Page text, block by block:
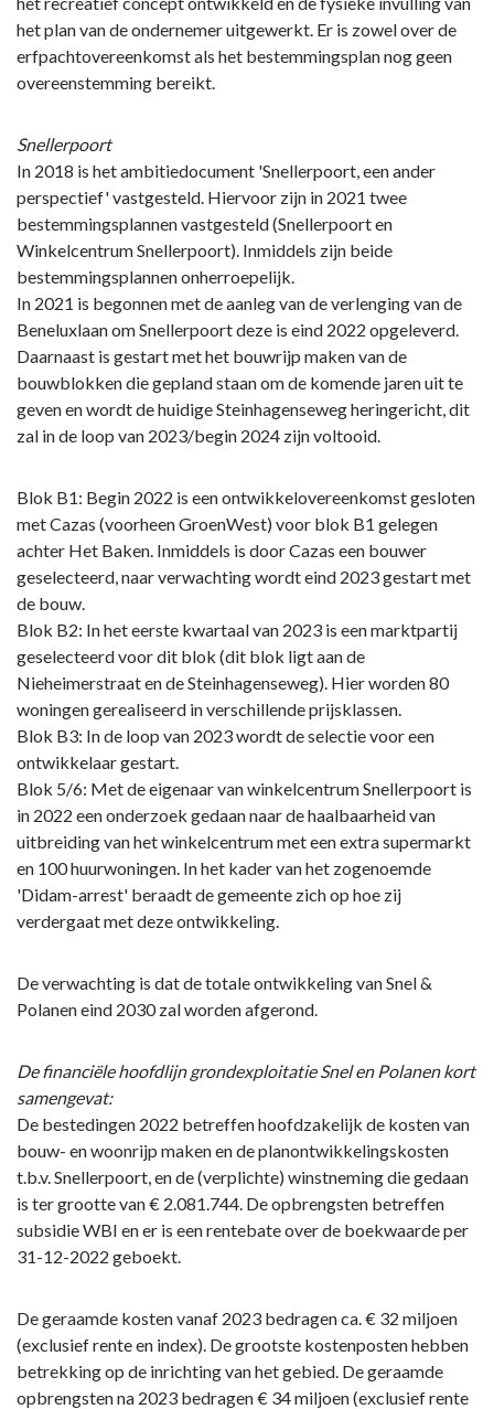
het plan van de ondernemer uitgewerkt. Er is zowel over de
erfpachtovereenkomst als het bestemmingsplan nog geen
overeenstemming bereikt.
Snellerpoort
In 2018 is het ambitiedocument 'Snellerpoort, een ander
perspectief' vastgesteld. Hiervoor zijn in 2021 twee
bestemmingsplannen vastgesteld (Snellerpoort en
Winkelcentrum Snellerpoort). Inmiddels zijn beide
bestemmingsplannen onherroepelijk.
In 2021 is begonnen met de aanleg van de verlenging van de
Beneluxlaan om Snellerpoort deze is eind 2022 opgeleverd.
Daarnaast is gestart met het bouwrijp maken van de
bouwblokken die gepland staan om de komende jaren uit te
geven en wordt de huidige Steinhagenseweg heringericht, dit
zal in de loop van 2023/begin 2024 zijn voltooid.
Blok B1: Begin 2022 is een ontwikkelovereenkomst gesloten
met Cazas (voorheen GroenWest) voor blok B1 gelegen
achter Het Baken. Inmiddels is door Cazas een bouwer
geselecteerd, naar verwachting wordt eind 2023 gestart met
de bouw.
Blok B2: In het eerste kwartaal van 2023 is een marktpartij
geselecteerd voor dit blok (dit blok ligt aan de
Nieheimerstraat en de Steinhagenseweg). Hier worden 80
woningen gerealiseerd in verschillende prijsklassen.
Blok B3: In de loop van 2023 wordt de selectie voor een
ontwikkelaar gestart.
Blok 5/6: Met de eigenaar van winkelcentrum Snellerpoort is
in 2022 een onderzoek gedaan naar de haalbaarheid van
uitbreiding van het winkelcentrum met een extra supermarkt
en 100 huurwoningen. In het kader van het zogenoemde
'Didam-arrest' beraadt de gemeente zich op hoe zij
verdergaat met deze ontwikkeling.
De verwachting is dat de totale ontwikkeling van Snel &
Polanen eind 2030 zal worden afgerond.
De financiële hoofdlijn grondexploitatie Snel en Polanen kort
samengevat:
De bestedingen 2022 betreffen hoofdzakelijk de kosten van
bouw- en woonrijp maken en de planontwikkelingskosten
t.b.v. Snellerpoort, en de (verplichte) winstneming die gedaan
is ter grootte van € 2.081.744. De opbrengsten betreffen
subsidie WBI en er is een rentebate over de boekwaarde per
31-12-2022 geboekt.
De geraamde kosten vanaf 2023 bedragen ca. € 32 miljoen
(exclusief rente en index). De grootste kostenposten hebben
betrekking op de inrichting van het gebied. De geraamde
opbrengsten na 2023 bedragen € 34 miljoen (exclusief rente